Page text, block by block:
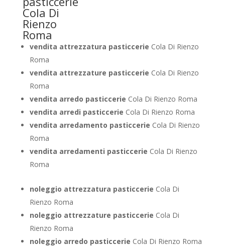
vendita attrezzatura pasticcerie Cola Di Rienzo
Roma
vendita attrezzature pasticcerie Cola Di Rienzo
Roma
vendita arredo pasticcerie Cola Di Rienzo Roma
vendita arredi pasticcerie Cola Di Rienzo Roma
vendita arredamento pasticcerie Cola Di Rienzo
Roma
vendita arredamenti pasticcerie Cola Di Rienzo
Roma
noleggio attrezzatura pasticcerie Cola Di
Rienzo Roma
noleggio attrezzature pasticcerie Cola Di
Rienzo Roma
noleggio arredo pasticcerie Cola Di Rienzo Roma